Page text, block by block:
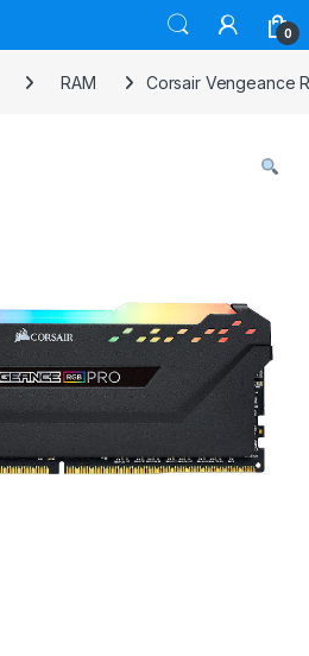
0
RAM Corsair Vengeance